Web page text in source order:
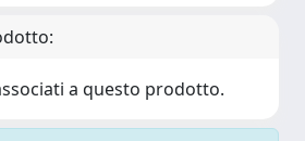
a questo prodotto.